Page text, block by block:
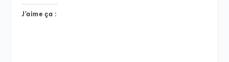
J’aime ça :